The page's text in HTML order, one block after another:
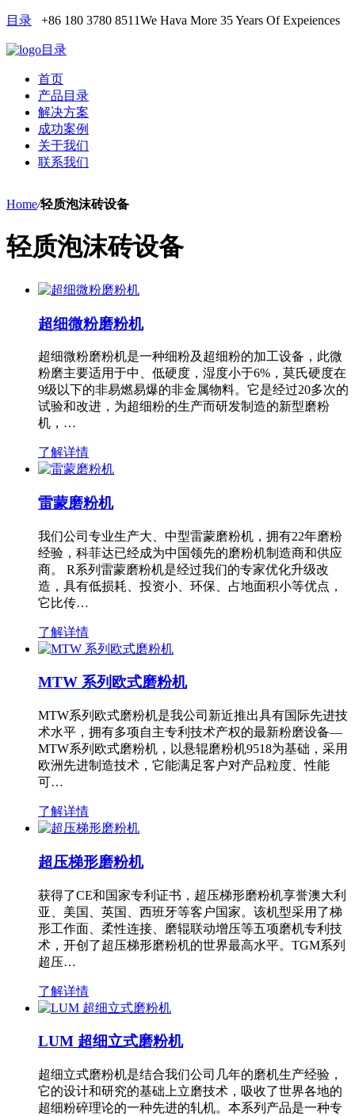
目录 +86 180 3780 8511We Hava More 35 Years Of Expeiences
目录
首页
产品目录
解决方案
成功案例
关于我们
联系我们
Home/轻质泡沫砖设备
轻质泡沫砖设备
超细微粉磨粉机
超细微粉磨粉机是一种细粉及超细粉的加工设备，此微
粉磨主要适用于中、低硬度，湿度小于6%，莫氏硬度在
9级以下的非易燃易爆的非金属物料。它是经过20多次的
试验和改进，为超细粉的生产而研发制造的新型磨粉
机，…
了解详情
雷蒙磨粉机
我们公司专业生产大、中型雷蒙磨粉机，拥有22年磨粉
经验，科菲达已经成为中国领先的磨粉机制造商和供应
商。 R系列雷蒙磨粉机是经过我们的专家优化升级改
造，具有低损耗、投资小、环保、占地面积小等优点，
它比传…
了解详情
MTW 系列欧式磨粉机
MTW系列欧式磨粉机是我公司新近推出具有国际先进技
术水平，拥有多项自主专利技术产权的最新粉磨设备—
MTW系列欧式磨粉机，以悬辊磨粉机9518为基础，采用
欧洲先进制造技术，它能满足客户对产品粒度、性能
可…
了解详情
超压梯形磨粉机
获得了CE和国家专利证书，超压梯形磨粉机享誉澳大利
亚、美国、英国、西班牙等客户国家。该机型采用了梯
形工作面、柔性连接、磨辊联动增压等五项磨机专利技
术，开创了超压梯形磨粉机的世界最高水平。TGM系列
超压…
了解详情
LUM 超细立式磨粉机
超细立式磨粉机是结合我们公司几年的磨机生产经验，
它的设计和研究的基础上立磨技术，吸收了世界各地的
超细粉碎理论的一种先进的轧机。本系列产品是一种专